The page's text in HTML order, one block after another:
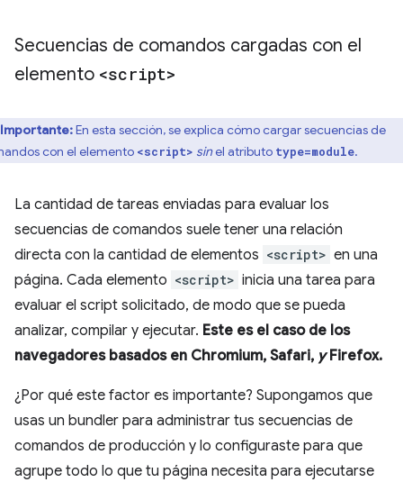
Secuencias de comandos cargadas con el
elemento <script>
Importante:En esta sección, se explica cómo cargar secuencias de
con el elemento <script> sinel atributo type=module.
La cantidad de tareas enviadas para evaluar los
secuencias de comandos suele tener una relación
directa con la cantidad de elementos <script> en una
página. Cada elemento <script> inicia una tarea para
evaluar el script solicitado, de modo que se pueda
analizar, compilar y ejecutar. Este es el caso de los
navegadores basados en Chromium, Safari, yFirefox.
¿Por qué este factor es importante? Supongamos que
usas un bundler para administrar tus secuencias de
comandos de producción y lo configuraste para que
agrupe todo lo que tu página necesita para ejecutarse